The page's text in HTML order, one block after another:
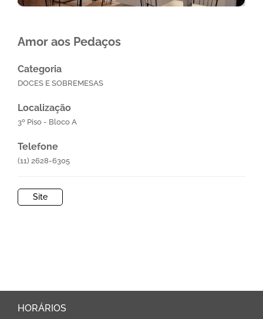
Amor aos Pedaços
Categoria
DOCES E SOBREMESAS
Localização
3º Piso - Bloco A
Telefone
(11) 2628-6305
Site
HORÁRIOS